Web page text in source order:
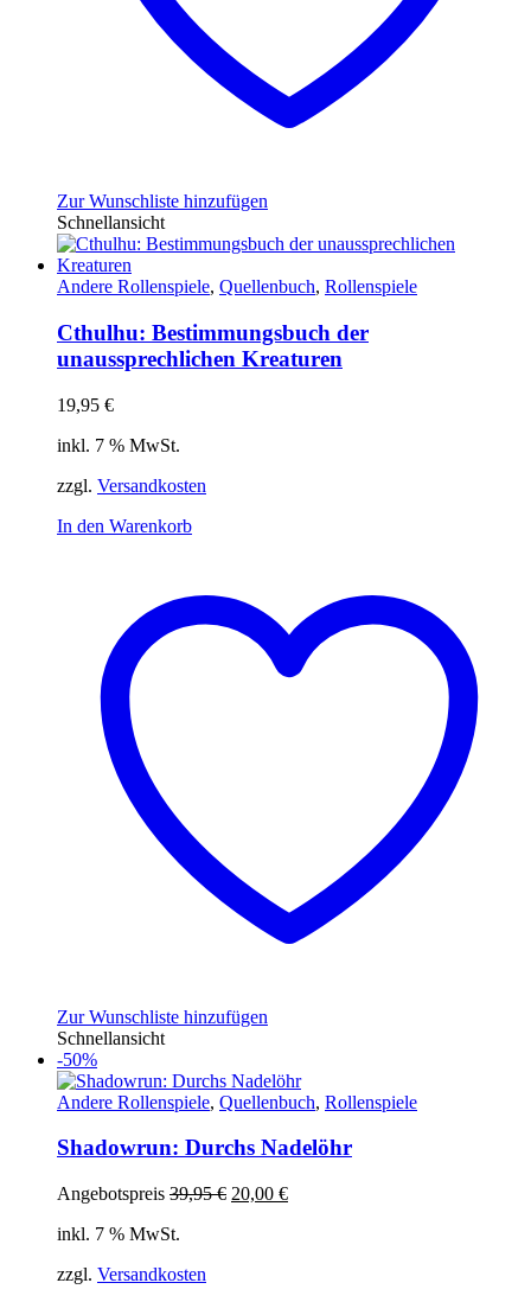
Zur Wunschliste hinzufügen
Schnellansicht
Andere Rollenspiele, Quellenbuch, Rollenspiele
Cthulhu: Bestimmungsbuch der
unaussprechlichen Kreaturen
19,95 €
inkl. 7 % MwSt.
zzgl. Versandkosten
In den Warenkorb
Zur Wunschliste hinzufügen
Schnellansicht
-50%
Andere Rollenspiele, Quellenbuch, Rollenspiele
Shadowrun: Durchs Nadelöhr
Angebotspreis 39,95€ Ursprünglicher
20,00 €Aktueller
inkl. 7 % MwSt.
zzgl. Versandkosten